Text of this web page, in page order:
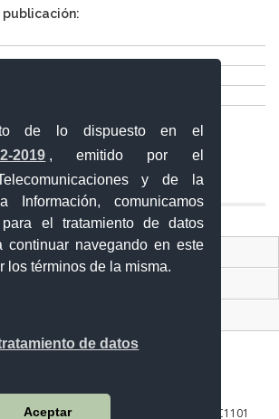
de lo dispuesto en el
2019 , emitido por el
y de la
Información, comunicamos
el tratamiento de datos
continuar navegando en este
los términos de la misma.
de datos
Aceptar
Ciudadano Digital
y Bernardo Valdivieso ∙ Código Postal: EC1101